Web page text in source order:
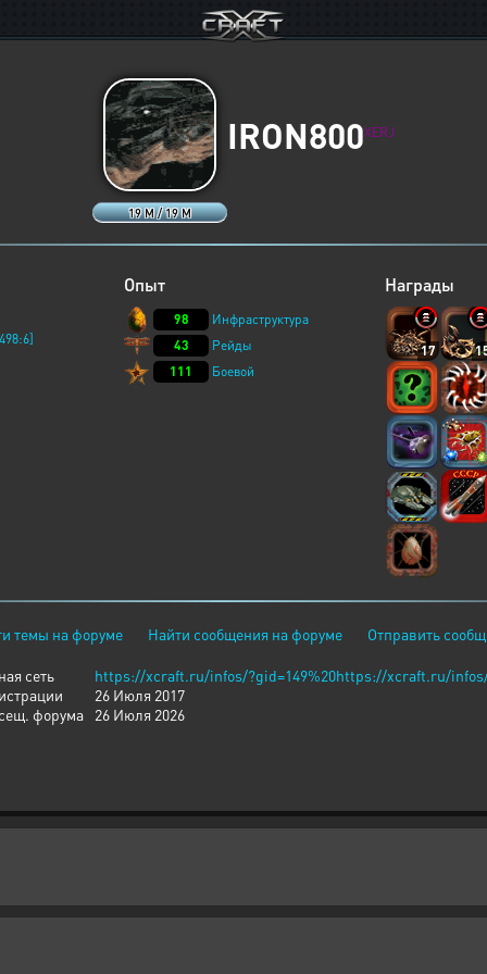
19 M / 19 M
IRON800XERJ
Опыт
98
Инфраструктура
43
Рейды
111
Боевой
Награды
17
темы на форуме Найти сообщения на форуме Отправить
сеть
https://xcraft.ru/infos/?gid=149%20https://xcraft.ru/
26 Июля 2017
форума
26 Июля 2026